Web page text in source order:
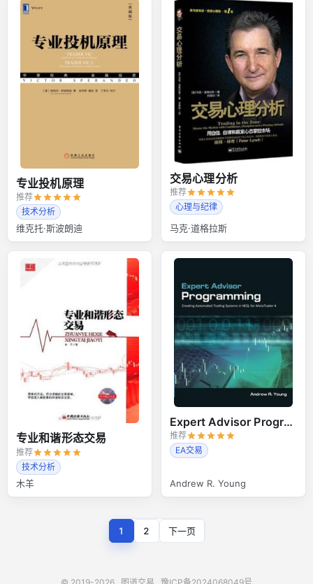
专业投机原理
推荐
技术分析
维克托·斯波朗迪
交易心理分析
推荐
心理与纪律
马克·道格拉斯
专业和谐形态交易
推荐
技术分析
木羊
Expert Advisor Programming
推荐
EA交易
Andrew R. Young
1 2 下一页